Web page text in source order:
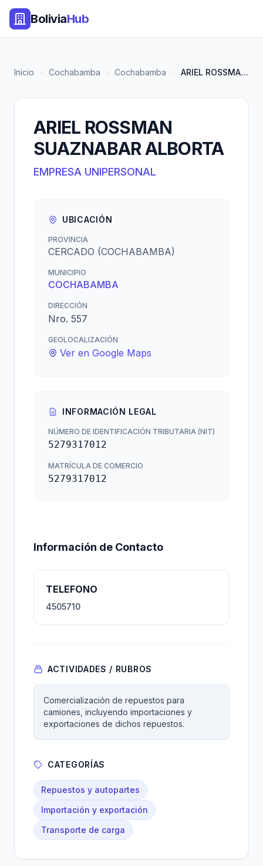
BoliviaHub
Inicio Cochabamba Cochabamba ARIEL ROSSMAN SUAZNABAR ALBORT...
ARIEL ROSSMAN
SUAZNABAR ALBORTA
EMPRESA UNIPERSONAL
UBICACIÓN
PROVINCIA
CERCADO (COCHABAMBA)
MUNICIPIO
COCHABAMBA
DIRECCIÓN
Nro. 557
GEOLOCALIZACIÓN
Ver en Google Maps
INFORMACIÓN LEGAL
NÚMERO DE IDENTIFICACIÓN TRIBUTARIA (NIT)
5279317012
MATRÍCULA DE COMERCIO
5279317012
Información de Contacto
TELEFONO
4505710
ACTIVIDADES / RUBROS
Comercialización de repuestos para
camiones, incluyendo importaciones y
exportaciones de dichos repuestos.
CATEGORÍAS
Repuestos y autopartes
Importación y exportación
Transporte de carga